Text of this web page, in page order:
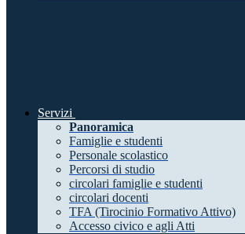
Servizi
Panoramica
Famiglie e studenti
Personale scolastico
Percorsi di studio
circolari famiglie e studenti
circolari docenti
TFA (Tirocinio Formativo Attivo)
Accesso civico e agli Atti